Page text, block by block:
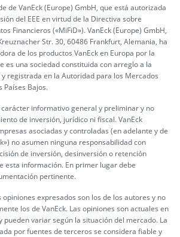
de VanEck (Europe) GmbH, que está autorizada
del EEE en virtud de la Directiva sobre
Financieros («MiFiD»). VanEck (Europe) GmbH,
Str. 30, 60486 Frankfurt, Alemania, ha
de los productos VanEck en Europa por la
es una sociedad constituida con arreglo a la
registrada en la Autoridad para los Mercados
Países Bajos.
informativo general y preliminar y no
de inversión, jurídico ni fiscal. VanEck
asociadas y controladas (en adelante y de
no asumen ninguna responsabilidad con
de inversión, desinversión o retención
esta información. En primer lugar debe
pertinente.
opiniones expresados son los de los autores y no
los de VanEck. Las opiniones son actuales en
pueden variar según la situación del mercado. La
por fuentes de terceros se considera fiable y